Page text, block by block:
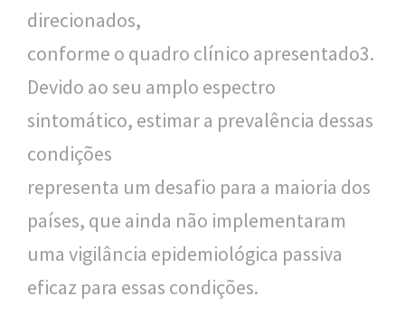
direcionados,
conforme o quadro clínico apresentado3.
Devido ao seu amplo espectro
sintomático, estimar a prevalência dessas
condições
representa um desafio para a maioria dos
países, que ainda não implementaram
uma vigilância epidemiológica passiva
eficaz para essas condições.